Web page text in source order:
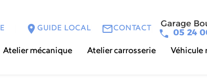
location_on GUIDE LOCAL mail_outlineCONTACT
Garage
05 24
Atelier mécanique Atelier carrosserie Véhicule